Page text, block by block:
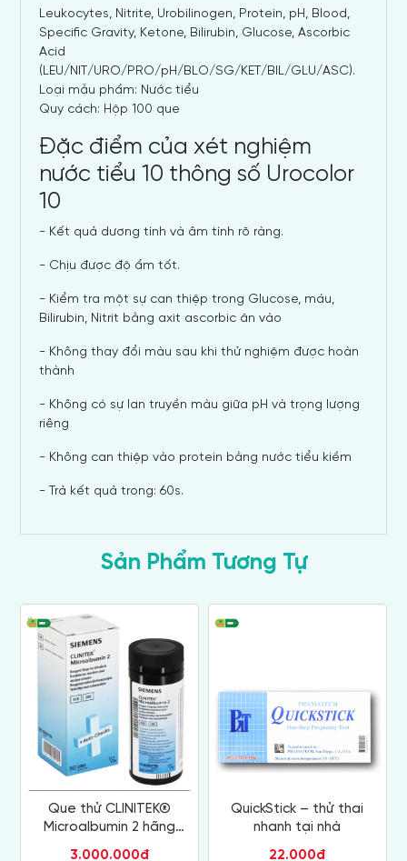
Leukocytes, Nitrite, Urobilinogen, Protein, pH, Blood,
Specific Gravity, Ketone, Bilirubin, Glucose, Ascorbic
Acid
(LEU/NIT/URO/PRO/pH/BLO/SG/KET/BIL/GLU/ASC).
Loại mẫu phẩm: Nước tiểu
Quy cách: Hộp 100 que
Đặc điểm của xét nghiệm
nước tiểu 10 thông số Urocolor
10
- Kết quả dương tính và âm tính rõ ràng.
- Chịu được độ ẩm tốt.
- Kiểm tra một sự can thiệp trong Glucose, máu,
Bilirubin, Nitrit bằng axit ascorbic ăn vào
- Không thay đổi màu sau khi thử nghiệm được hoàn
thành
- Không có sự lan truyền màu giữa pH và trọng lượng
riêng
- Không can thiệp vào protein bằng nước tiểu kiềm
- Trả kết quả trong: 60s.
Sản Phẩm Tương Tự
Que thử CLINITEK®
Microalbumin 2 hãng
3.000.000đ
QuickStick – thử thai
nhanh tại nhà
22.000đ